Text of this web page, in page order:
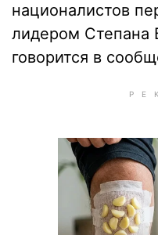
националистов
лидером Степана
говорится в